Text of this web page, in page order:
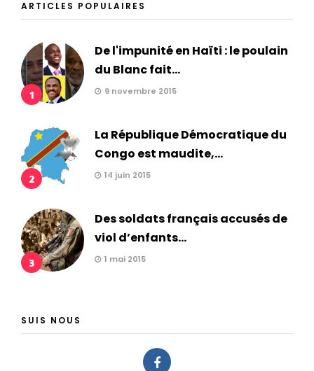
ARTICLES POPULAIRES
1
De l'impunité en Haïti : le poulain
du Blanc fait...
9 novembre 2015
2
La République Démocratique du
Congo est maudite,...
14 juin 2015
3
Des soldats français accusés de
viol d’enfants...
1 mai 2015
SUIS NOUS